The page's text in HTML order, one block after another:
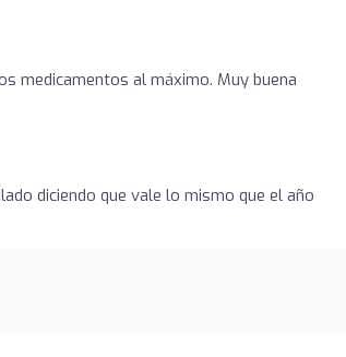
medicamentos al máximo. Muy buena
diciendo que vale lo mismo que el año